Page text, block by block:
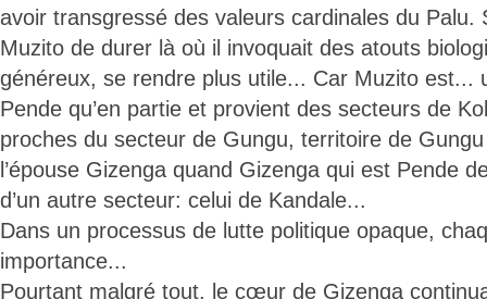
avoir transgressé des valeurs cardinales du Palu.
Muzito de durer là où il invoquait des atouts
généreux, se rendre plus utile... Car Muzito est...
Pende qu’en partie et provient des secteurs de
proches du secteur de Gungu, territoire de
l’épouse Gizenga quand Gizenga qui est Pende
d’un autre secteur: celui de Kandale...
Dans un processus de lutte politique opaque,
importance...
Pourtant malgré tout, le cœur de Gizenga